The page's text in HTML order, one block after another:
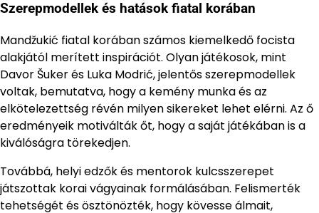
Szerepmodellek és hatások fiatal korában
Mandžukić fiatal korában számos kiemelkedő focista
alakjától merített inspirációt. Olyan játékosok, mint
Davor Šuker és Luka Modrić, jelentős szerepmodellek
voltak, bemutatva, hogy a kemény munka és az
elkötelezettség révén milyen sikereket lehet elérni. Az ő
eredményeik motiválták őt, hogy a saját játékában is a
kiválóságra törekedjen.
Továbbá, helyi edzők és mentorok kulcsszerepet
játszottak korai vágyainak formálásában. Felismerték
tehetségét és ösztönözték, hogy kövesse álmait,